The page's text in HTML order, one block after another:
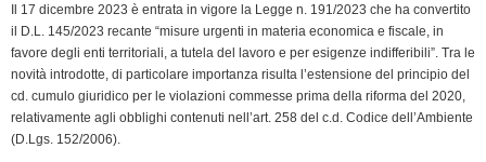
c
e
b
o
o
k
n
k
e
d
I
n
i
t
t
e
r
a
t
s
A
p
l
e
g
r
a
p
y
L
i
n
i
n
t
F
r
Il 17 dicembre 2023 è entrata in vigore la Legge n. 191/2023 che ha convertito
il D.L. 145/2023 recante “misure urgenti in materia economica e fiscale, in
favore degli enti territoriali, a tutela del lavoro e per esigenze indifferibili”. Tra le
novità introdotte, di particolare importanza risulta l’estensione del principio del
cd. cumulo giuridico per le violazioni commesse prima della riforma del 2020,
relativamente agli obblighi contenuti nell’art. 258 del c.d. Codice dell’Ambiente
(D.Lgs. 152/2006).